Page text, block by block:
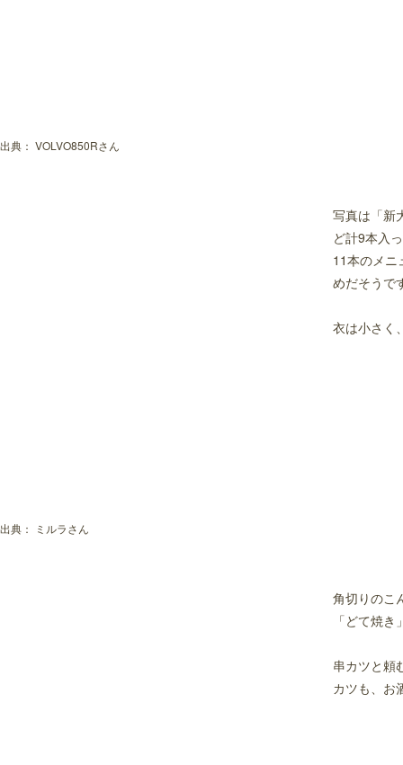
出典： VOLVO850Rさん
出典： ミルラさん
写真は「新
ど計9本入
11本のメニ
めだそうで
衣は小さく
角切りのこ
「どて焼
串カツと頼
カツも、お